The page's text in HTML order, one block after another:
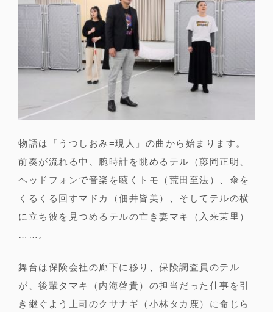
物語は「うつしおみ=現人」の曲から始まります。
前奏が流れる中、腕時計を眺めるテル（藤岡正明、
ヘッドフォンで音楽を聴くトモ（荒田至法）、傘を
くるくる回すマドカ（佃井皆美）、そしてテルの横
に立ち彼を見つめるテルの亡き妻マキ（入来茉里）
……。
舞台は保険会社の廊下に移り、保険調査員のテル
が、後輩タマキ（内海啓貴）の担当だった仕事を引
き継ぐよう上司のクサナギ（小林タカ鹿）に命じら